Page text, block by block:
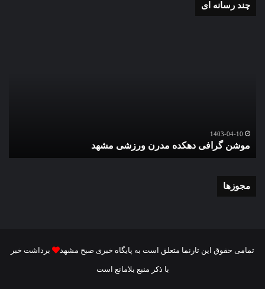
چند رسانه ای
1403-04-10
موشن گرافی دهکده مدرن ورزشی مشهد
مجوزها
تمامی حقوق این تارنما متعلق است به پایگاه خبری صبح مشهد برداشت خبر
با ذکر منبع بلامانع است